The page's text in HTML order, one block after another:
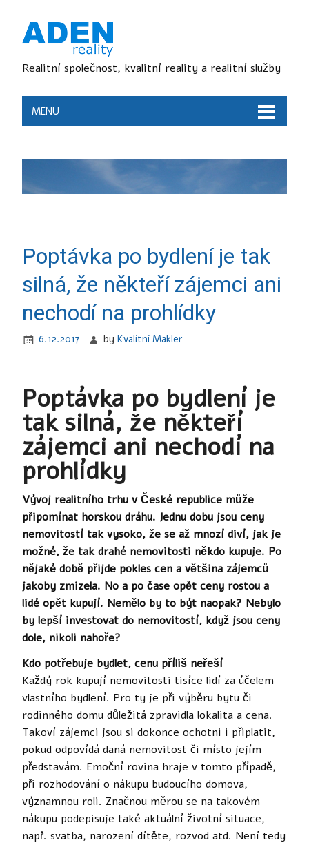
Realitní společnost, kvalitní reality a realitní služby
MENU
Poptávka po bydlení je tak
silná, že někteří zájemci ani
nechodí na prohlídky
6.12.2017 byKvalitni Makler
Poptávka po bydlení je
tak silná, že někteří
zájemci ani nechodí na
prohlídky
Vývoj realitního trhu v České republice může
připomínat horskou dráhu. Jednu dobu jsou ceny
nemovitostí tak vysoko, že se až mnozí diví, jak je
možné, že tak drahé nemovitosti někdo kupuje. Po
nějaké době přijde pokles cen a většina zájemců
jakoby zmizela. No a po čase opět ceny rostou a
lidé opět kupují. Nemělo by to být naopak? Nebylo
by lepší investovat do nemovitostí, když jsou ceny
dole, nikoli nahoře?
Kdo potřebuje bydlet, cenu příliš neřeší
Každý rok kupují nemovitosti tisíce lidí za účelem
vlastního bydlení. Pro ty je při výběru bytu či
rodinného domu důležitá zpravidla lokalita a cena.
Takoví zájemci jsou si dokonce ochotni i připlatit,
pokud odpovídá daná nemovitost či místo jejím
představám. Emoční rovina hraje v tomto případě,
při rozhodování o nákupu budoucího domova,
významnou roli. Značnou měrou se na takovém
nákupu podepisuje také aktuální životní situace,
např. svatba, narození dítěte, rozvod atd. Není tedy